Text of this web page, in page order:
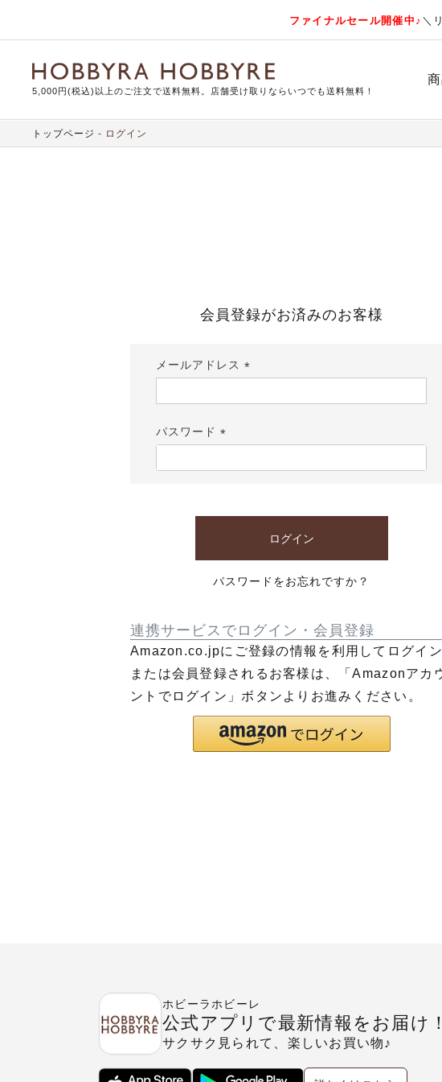
ファイナルセール開催中♪ ＼
5,000円(税込)以上のご注文で送料無料。店舗受け取りならいつでも送料無料！
トップページ ログイン
会員登録がお済みのお客様
メールアドレス
須)
パスワード
須)
ログイン
パスワードをお忘れですか？
連携サービスでログイン・会員登録
Amazon.co.jpにご登録の情報を利用してログイン
または会員登録されるお客様は、「Amazonアカ
ントでログイン」ボタンよりお進みください。
ホビーラホビーレ
公式アプリで最新情報をお届け！
サクサク見られて、楽しいお買い物♪